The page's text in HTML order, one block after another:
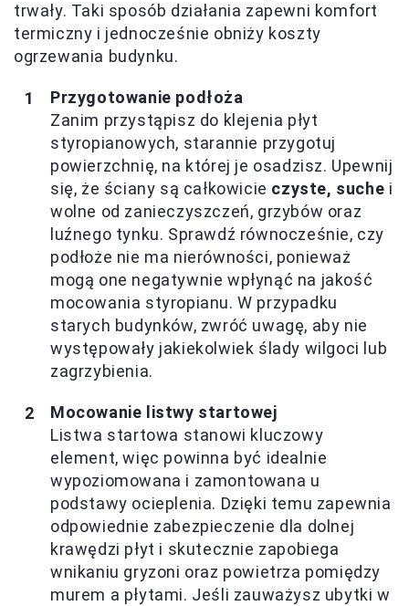
trwały. Taki sposób działania zapewni komfort
termiczny i jednocześnie obniży koszty
ogrzewania budynku.
Przygotowanie podłoża
Zanim przystąpisz do klejenia płyt
styropianowych, starannie przygotuj
powierzchnię, na której je osadzisz. Upewnij
się, że ściany są całkowicie czyste, suche i
wolne od zanieczyszczeń, grzybów oraz
luźnego tynku. Sprawdź równocześnie, czy
podłoże nie ma nierówności, ponieważ
mogą one negatywnie wpłynąć na jakość
mocowania styropianu. W przypadku
starych budynków, zwróć uwagę, aby nie
występowały jakiekolwiek ślady wilgoci lub
zagrzybienia.
Mocowanie listwy startowej
Listwa startowa stanowi kluczowy
element, więc powinna być idealnie
wypoziomowana i zamontowana u
podstawy ocieplenia. Dzięki temu zapewnia
odpowiednie zabezpieczenie dla dolnej
krawędzi płyt i skutecznie zapobiega
wnikaniu gryzoni oraz powietrza pomiędzy
murem a płytami. Jeśli zauważysz ubytki w